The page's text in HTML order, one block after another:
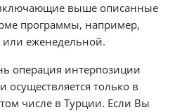
выше описанные
программы, например,
еженедельной.
операция интерпозиции
только в
числе в Турции. Если Вы